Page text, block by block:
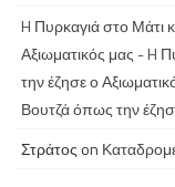
H Πυρκαγιά στο Μάτι
Αξιωματικός μας - H
την έζησε ο
Βουτζά όπως την
Στράτος on